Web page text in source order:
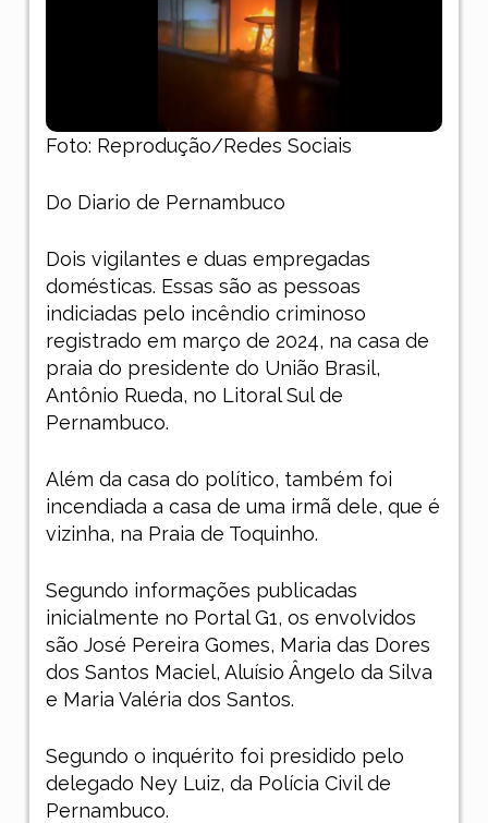
Foto: Reprodução/Redes Sociais
Do Diario de Pernambuco
Dois vigilantes e duas empregadas
domésticas. Essas são as pessoas
indiciadas pelo incêndio criminoso
registrado em março de 2024, na casa de
praia do presidente do União Brasil,
Antônio Rueda, no Litoral Sul de
Pernambuco.
Além da casa do político, também foi
incendiada a casa de uma irmã dele, que é
vizinha, na Praia de Toquinho.
Segundo informações publicadas
inicialmente no Portal G1, os envolvidos
são José Pereira Gomes, Maria das Dores
dos Santos Maciel, Aluísio Ângelo da Silva
e Maria Valéria dos Santos.
Segundo o inquérito foi presidido pelo
delegado Ney Luiz, da Polícia Civil de
Pernambuco.